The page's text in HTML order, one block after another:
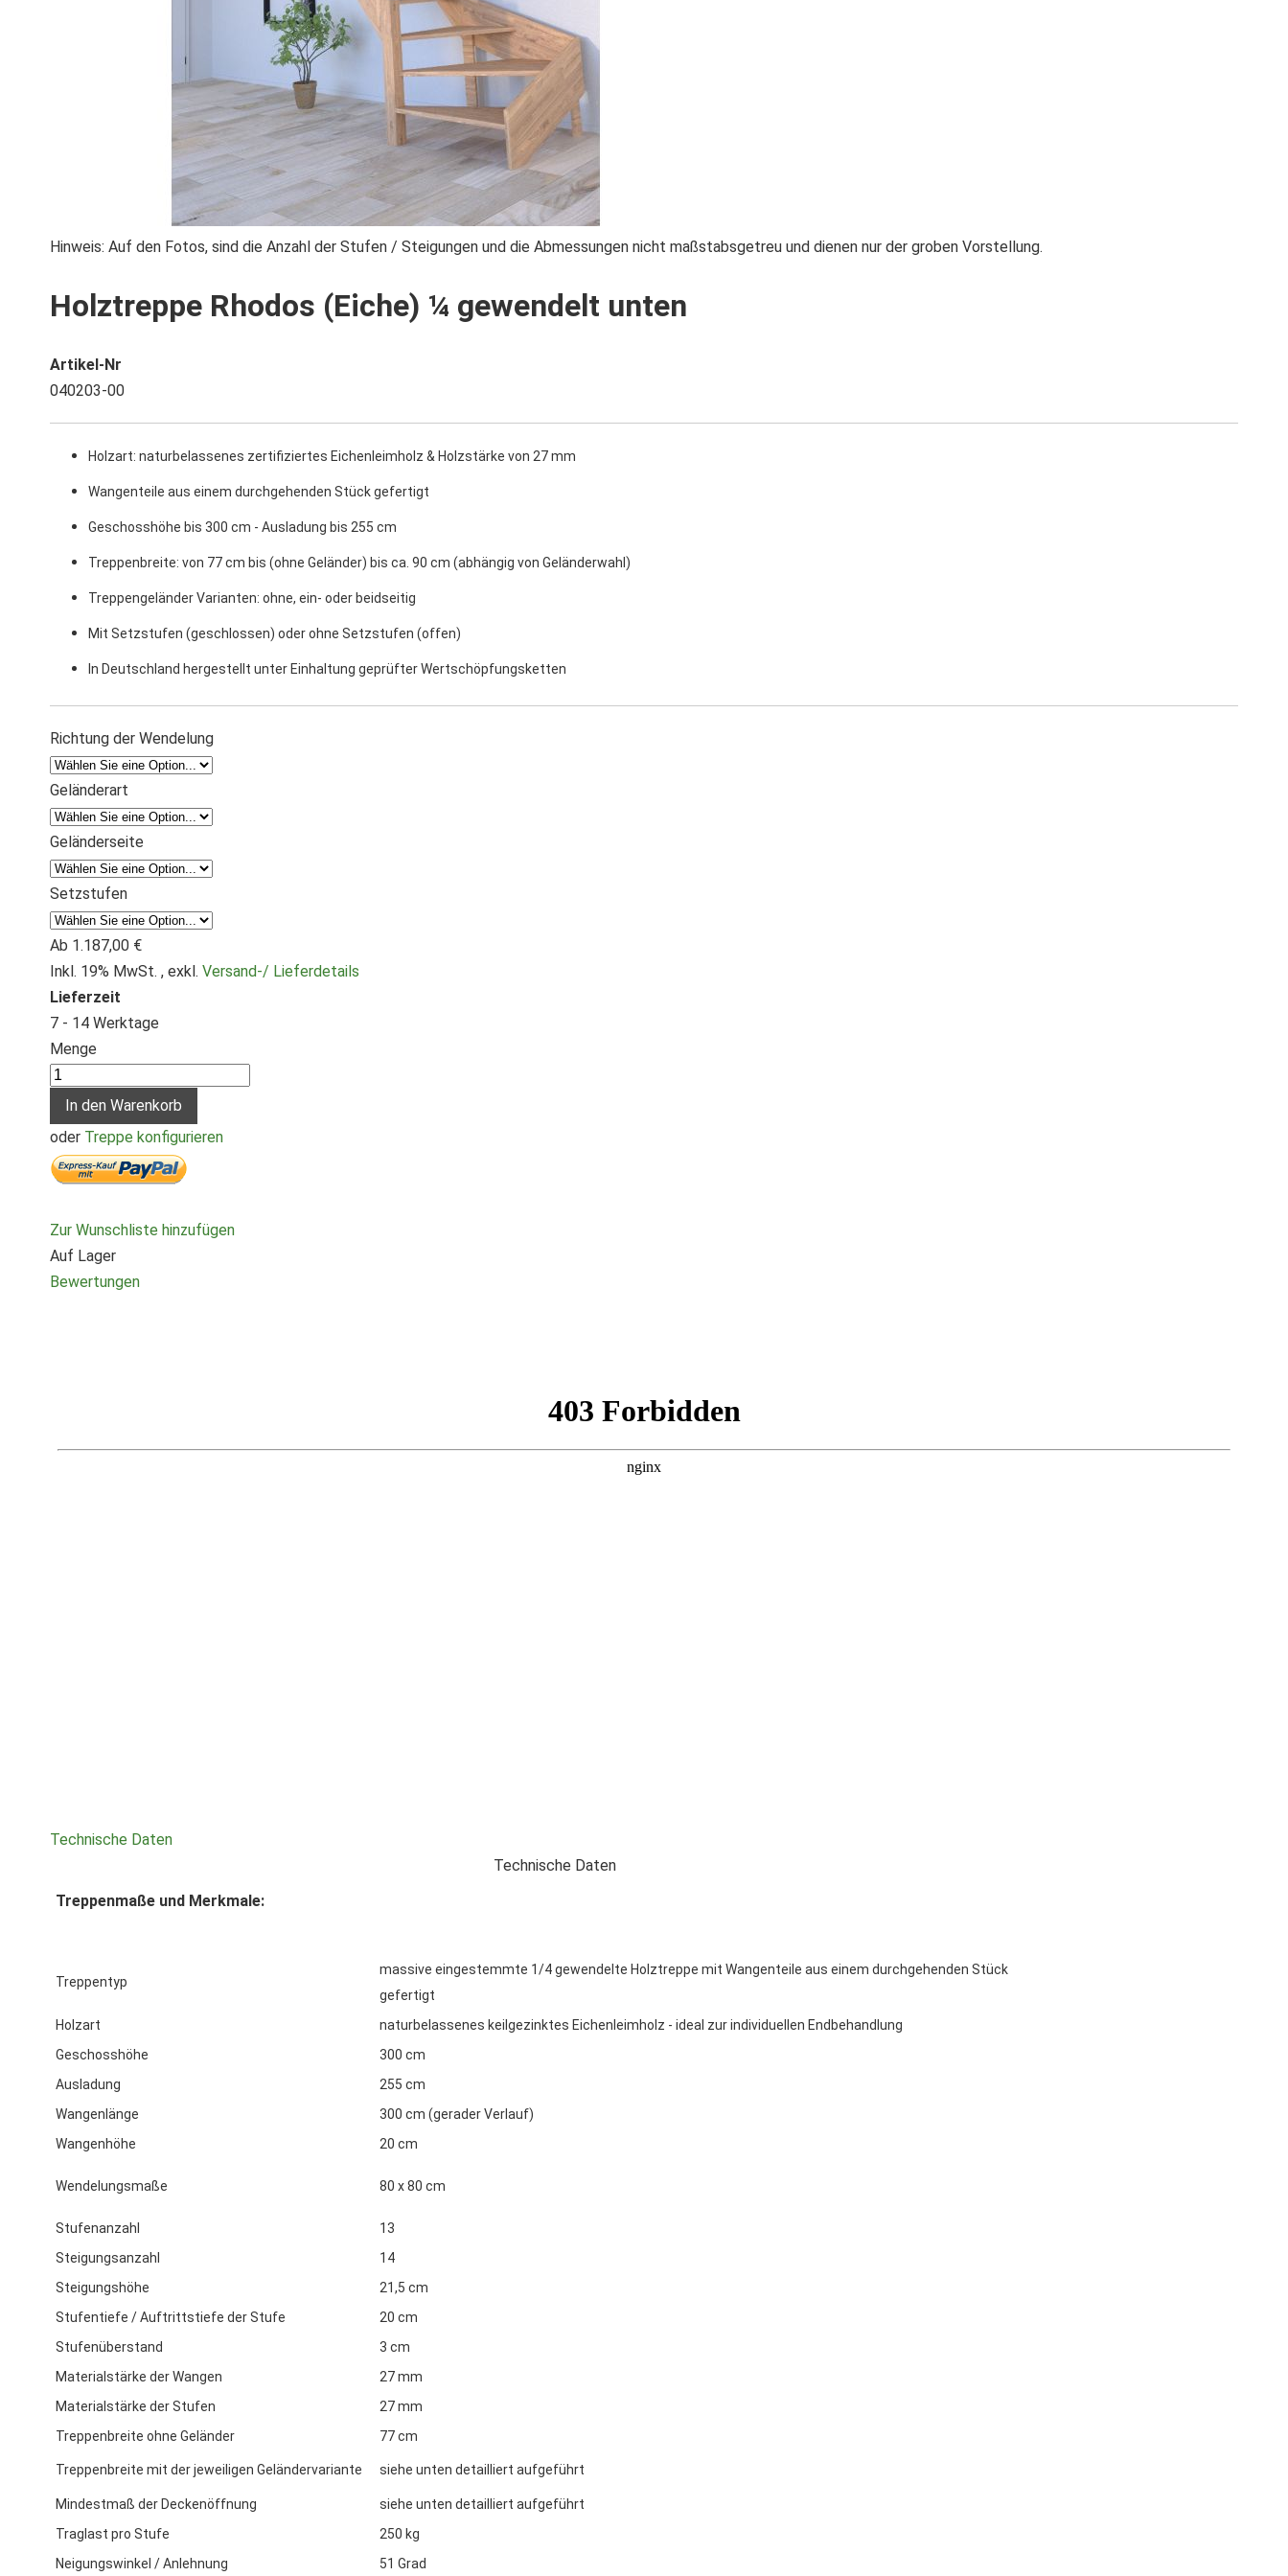
Zum
der
Hinweis: Auf den Fotos, sind die Anzahl der Stufen / Steigungen und die Abmessungen nicht maßstabsgetreu und dienen nur der groben Vorstellung.
Holztreppe Rhodos (Eiche) ¼ gewendelt unten
Artikel-Nr
040203-00
Holzart: naturbelassenes zertifiziertes Eichenleimholz & Holzstärke von 27 mm
Wangenteile aus einem durchgehenden Stück gefertigt
Geschosshöhe bis 300 cm - Ausladung bis 255 cm
Treppenbreite: von 77 cm bis (ohne Geländer) bis ca. 90 cm (abhängig von Geländerwahl)
Treppengeländer Varianten: ohne, ein- oder beidseitig
Mit Setzstufen (geschlossen) oder ohne Setzstufen (offen)
In Deutschland hergestellt unter Einhaltung geprüfter Wertschöpfungsketten
Richtung der Wendelung
Geländerart
Geländerseite
Setzstufen
Ab 1.187,00 €
Inkl. 19% MwSt. , exkl. Versand-/ Lieferdetails
Lieferzeit
7 - 14 Werktage
Menge
In den Warenkorb
oder Treppe konfigurieren
Zur Wunschliste hinzufügen
Auf Lager
Bewertungen
Technische Daten
Technische Daten
Treppenmaße und Merkmale:
Treppentyp
massive eingestemmte 1/4 gewendelte Holztreppe mit Wangenteile aus einem durchgehenden Stück
gefertigt
Holzart
naturbelassenes keilgezinktes Eichenleimholz - ideal zur individuellen Endbehandlung
Geschosshöhe
300 cm
Ausladung
255 cm
Wangenlänge
300 cm (gerader Verlauf)
Wangenhöhe
20 cm
Wendelungsmaße 80 x 80 cm
Stufenanzahl
13
Steigungsanzahl
14
Steigungshöhe
21,5 cm
Stufentiefe / Auftrittstiefe der Stufe
20 cm
Stufenüberstand
3 cm
Materialstärke der Wangen
27 mm
Materialstärke der Stufen
27 mm
Treppenbreite ohne Geländer
77 cm
Treppenbreite mit der jeweiligen Geländervariante siehe unten detailliert aufgeführt
Mindestmaß der Deckenöffnung
siehe unten detailliert aufgeführt
Traglast pro Stufe
250 kg
Neigungswinkel / Anlehnung
51 Grad